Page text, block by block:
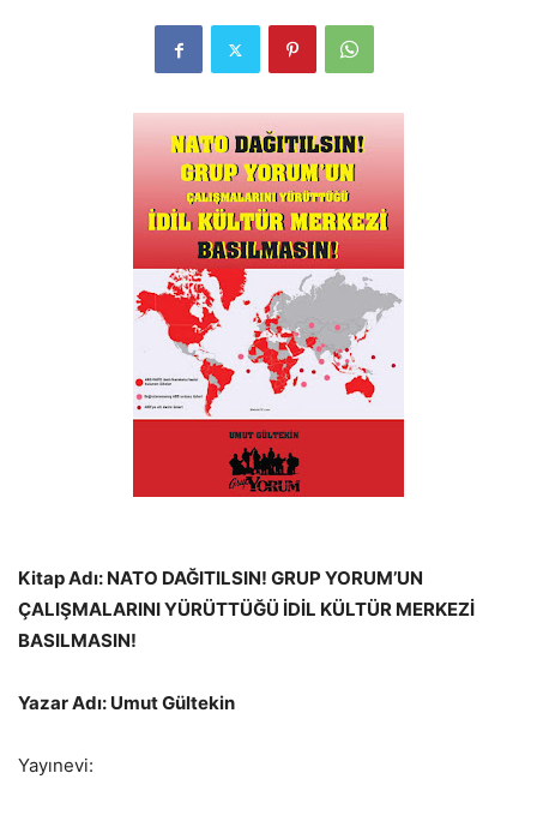
Kitap Adı: NATO DAĞITILSIN! GRUP YORUM’UN
ÇALIŞMALARINI YÜRÜTTÜĞÜ İDİL KÜLTÜR MERKEZİ
BASILMASIN!
Yazar Adı: Umut Gültekin
Yayınevi: